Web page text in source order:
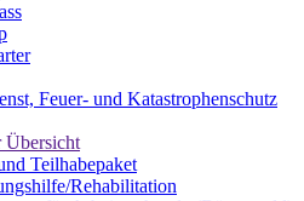
Feuer- und Katastrophenschutz
Übersicht
Teilhabepaket
Rehabilitation